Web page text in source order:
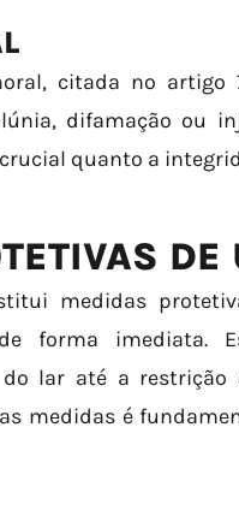
citada no artigo
difamação ou
quanto a
DE
medidas
forma imediata.
lar até a
medidas é